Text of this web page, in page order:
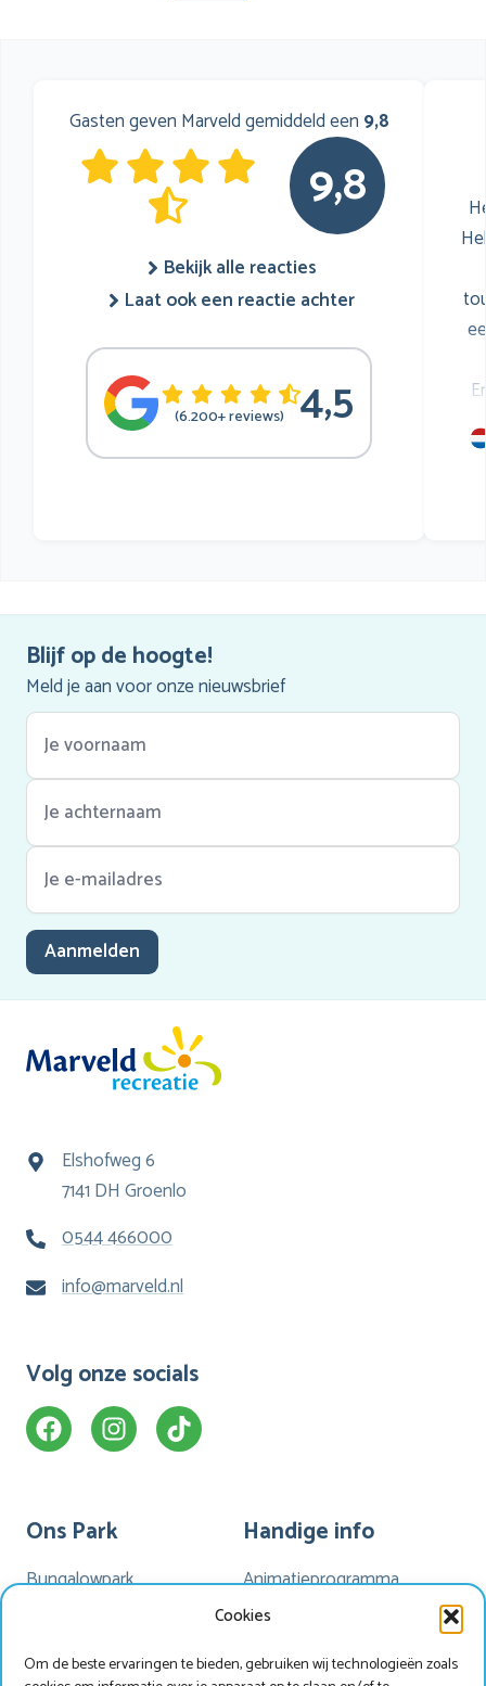
Cookies
Om de beste ervaringen te bieden, gebruiken wij technologieën zoals
Gasten geven Marveld gemiddeld een 9,8
9,8
Bekijk alle reacties
Laat ook een reactie achter
(6.200+ reviews) 4,5
Blijf op de hoogte!
Meld je aan voor onze nieuwsbrief
Aanmelden
Elshofweg 6
7141 DH Groenlo
0544 466000
info@marveld.nl
Volg onze socials
Ons Park
Bungalowpark
Faciliteiten
Handige info
Animatieprogramma
Mijn Marveld
Nieuwsbrieven